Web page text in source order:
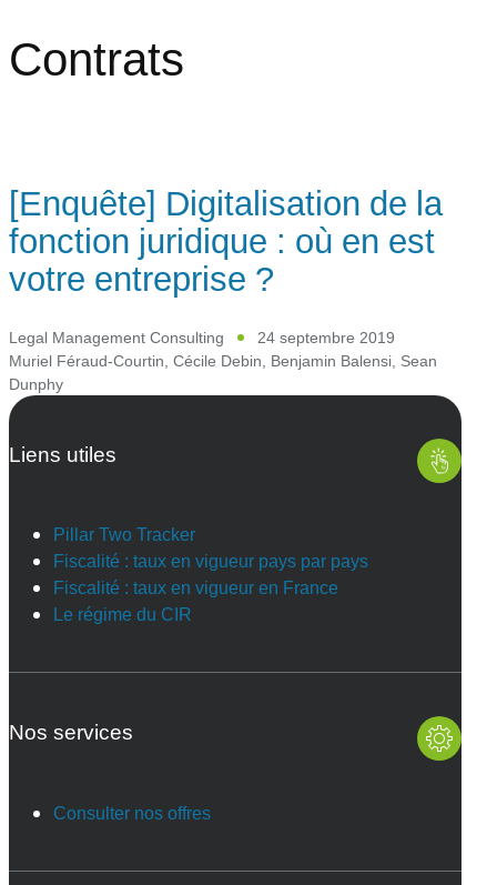
Contrats
[Enquête] Digitalisation de la
fonction juridique : où en est
votre entreprise ?
Legal Management Consulting
24 septembre 2019
Muriel Féraud-Courtin, Cécile Debin, Benjamin Balensi, Sean
Dunphy
Liens utiles
Pillar Two Tracker
Fiscalité : taux en vigueur pays par pays
Fiscalité : taux en vigueur en France
Le régime du CIR
Nos services
Consulter nos offres